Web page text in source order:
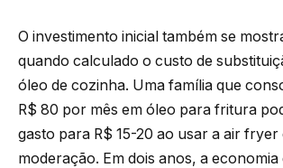
O investimento inicial também se
quando calculado o custo de
óleo de cozinha. Uma família que
R$ 80 por mês em óleo para fritura
gasto para R$ 15-20 ao usar a air fryer
moderação. Em dois anos, a